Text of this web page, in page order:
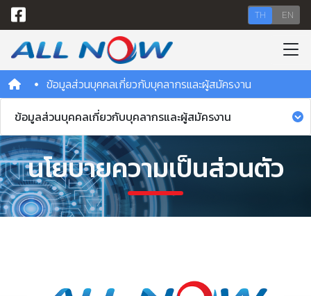
TH EN
ข้อมูลส่วนบุคคลเกี่ยวกับบุคลากรและผู้สมัครงาน
ข้อมูลส่วนบุคคลเกี่ยวกับบุคลากรและผู้สมัครงาน
นโยบายความเป็นส่วนตัว